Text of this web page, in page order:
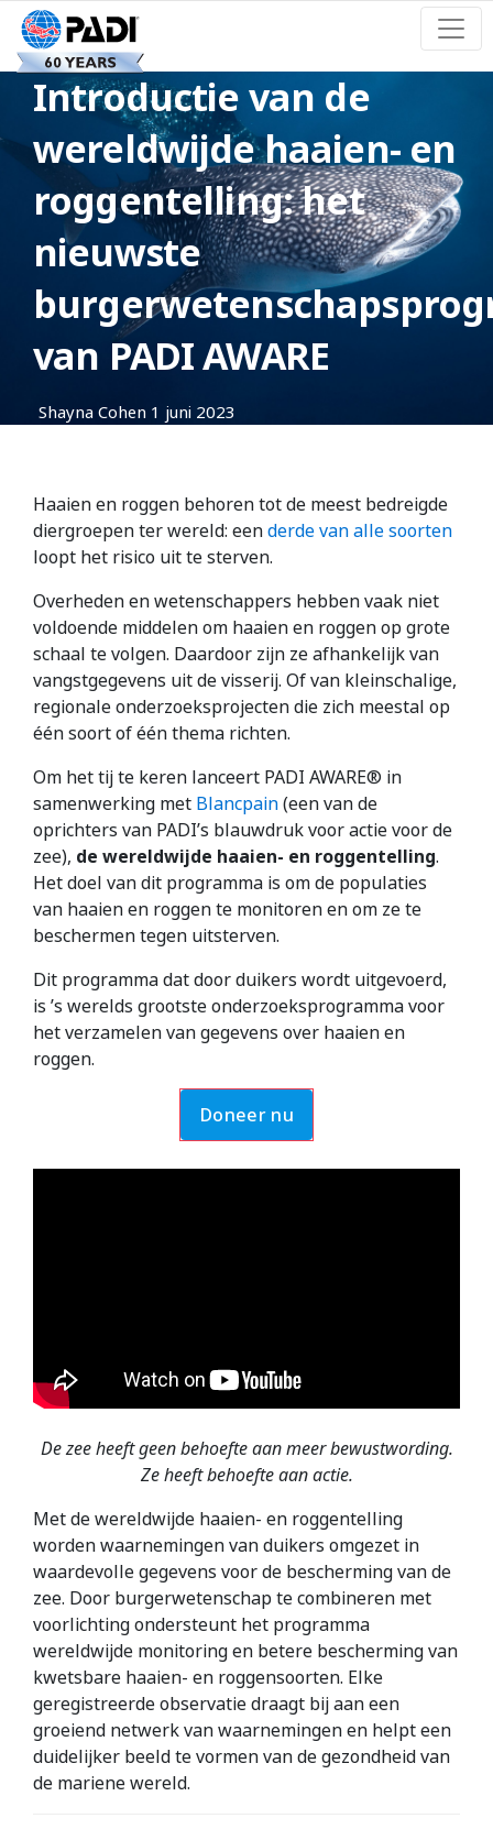
Introductie van de
wereldwijde haaien- en
roggentelling: het
nieuwste
van PADI AWARE
Shayna Cohen 1 juni 2023
Haaien en roggen behoren tot de meest bedreigde
diergroepen ter wereld: eenderde van alle soorten
loopt het risico uit te sterven.
Overheden en wetenschappers hebben vaak niet
voldoende middelen om haaien en roggen op grote
schaal te volgen. Daardoor zijn ze afhankelijk van
vangstgegevens uit de visserij. Of van kleinschalige,
regionale onderzoeksprojecten die zich meestal op
één soort of één thema richten.
Om het tij te keren lanceert PADI AWARE® in
samenwerking met Blancpain(een van de
oprichters van PADI’s blauwdruk voor actie voor de
zee), de wereldwijde haaien- en roggentelling.
Het doel van dit programma is om de populaties
van haaien en roggen te monitoren en om ze te
beschermen tegen uitsterven.
Dit programma dat door duikers wordt uitgevoerd,
is ’s werelds grootste onderzoeksprogramma voor
het verzamelen van gegevens over haaien en
roggen.
Doneer nu
De zee heeft geen behoefte aan meer bewustwording.
Ze heeft behoefte aan actie.
Met de wereldwijde haaien- en roggentelling
worden waarnemingen van duikers omgezet in
waardevolle gegevens voor de bescherming van de
zee. Door burgerwetenschap te combineren met
voorlichting ondersteunt het programma
wereldwijde monitoring en betere bescherming van
kwetsbare haaien- en roggensoorten. Elke
geregistreerde observatie draagt bij aan een
groeiend netwerk van waarnemingen en helpt een
duidelijker beeld te vormen van de gezondheid van
de mariene wereld.